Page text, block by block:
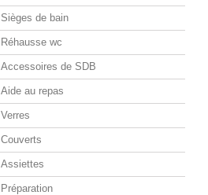
Sièges de bain
Réhausse wc
Accessoires de SDB
Aide au repas
Verres
Couverts
Assiettes
Préparation